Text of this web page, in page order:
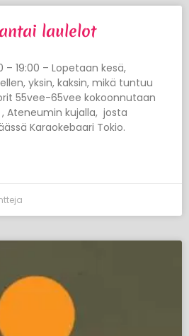
laulelot
– 19:00 – Lopetaan kesä,
yksin, kaksin, mikä tuntuu
55vee-65vee kokoonnutaan
Ateneumin kujalla, josta
Karaokebaari Tokio.